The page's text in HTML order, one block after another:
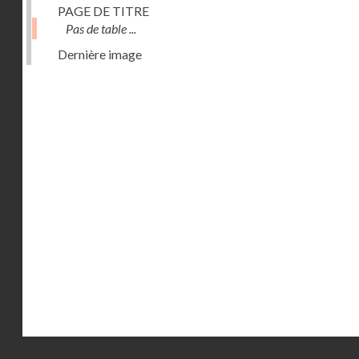
PAGE DE TITRE
Pas de table ...
Dernière image